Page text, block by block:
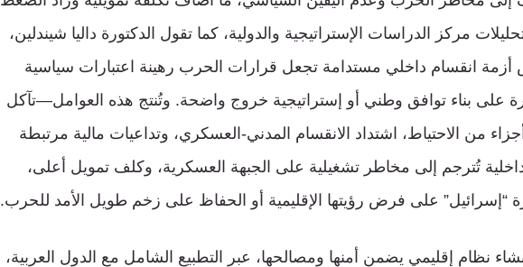
مركز الدراسات الإستراتيجية والدولية، كما تقول الدكتورة داليا شيندلين،
أزمة انقسام داخلي مستدامة تجعل قرارات الحرب رهينة اعتبارات سياسية
على بناء توافق وطني أو إستراتيجية خروج واضحة. وتُنتج هذه العوامل—تآكل
من الاحتياط، اشتداد الانقسام المدني-العسكري، وتداعيات مالية مرتبطة
تُترجم إلى مخاطر تشغيلية على الجبهة العسكرية، وكلف تمويل أعلى،
“إسرائيل” على فرض رؤيتها الإقليمية أو الحفاظ على زخم طويل الأمد للحرب.
نظام إقليمي يضمن أمنها ومصالحها، عبر التطبيع الشامل مع الدول العربية،